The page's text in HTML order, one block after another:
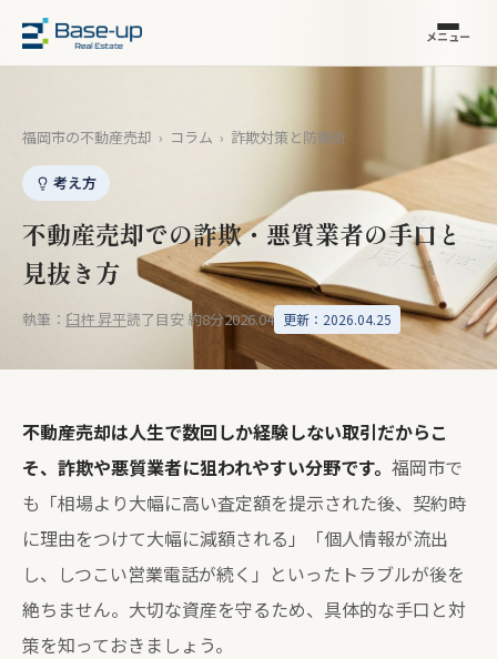
メニュー
福岡市の不動産売却 › コラム › 詐欺対策と防衛術
考え方
不動産売却での詐欺・悪質業者の手口と
見抜き方
執筆： 臼杵 昇平読了目安 約8分2026.04 更新：2026.04.25
不動産売却は人生で数回しか経験しない取引だからこ
そ、詐欺や悪質業者に狙われやすい分野です。 福岡市で
も「相場より大幅に高い査定額を提示された後、契約時
に理由をつけて大幅に減額される」「個人情報が流出
し、しつこい営業電話が続く」といったトラブルが後を
絶ちません。大切な資産を守るため、具体的な手口と対
策を知っておきましょう。